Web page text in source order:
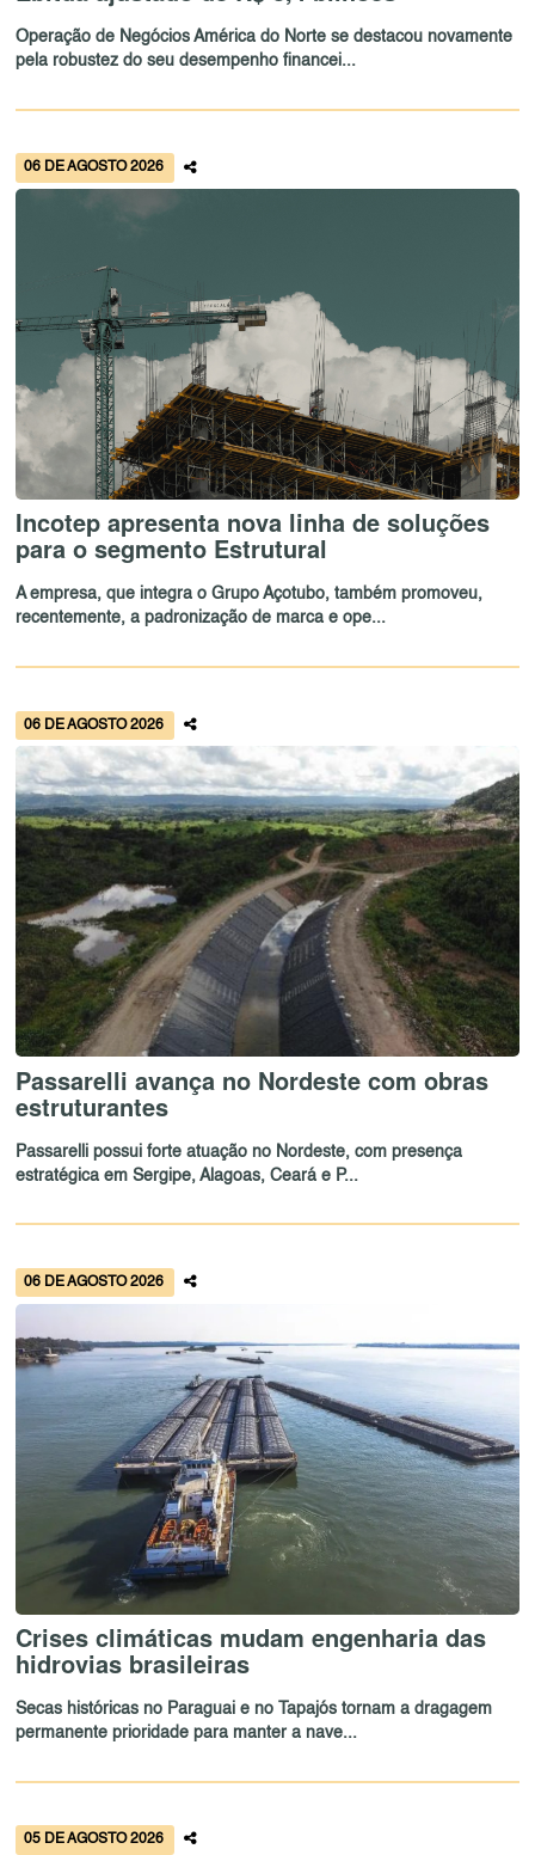
Operação de Negócios América do Norte se destacou novamente
pela robustez do seu desempenho financei...
06 DE AGOSTO 2026
Incotep apresenta nova linha de soluções
para o segmento Estrutural
A empresa, que integra o Grupo Açotubo, também promoveu,
recentemente, a padronização de marca e ope...
06 DE AGOSTO 2026
Passarelli avança no Nordeste com obras
estruturantes
Passarelli possui forte atuação no Nordeste, com presença
estratégica em Sergipe, Alagoas, Ceará e P...
06 DE AGOSTO 2026
Crises climáticas mudam engenharia das
hidrovias brasileiras
Secas históricas no Paraguai e no Tapajós tornam a dragagem
permanente prioridade para manter a nave...
05 DE AGOSTO 2026